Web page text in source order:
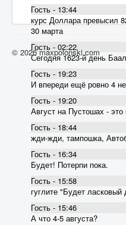
Гость - 13:44
курс Доллара превысил
30 марта
Гость - 02:22
Сегодня 1623-й день
Гость - 19:23
И впереди ещё ровно 4
Гость - 19:20
Август на Пустошах - это
Гость - 18:44
жди-жди, тампошка,
Гость - 16:34
Будет! Потерпи пока.
Гость - 15:58
гуглите "Будет ласковый
Гость - 15:46
А что 4-5 августа?
© 2026 maxpolonski.com